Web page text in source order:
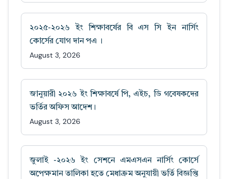
২০২৫-২০২৬ ইং শিক্ষাবর্ষের বি এস সি ইন নার্সিং
কোর্সের যোগ দান পএ ।
August 3, 2026
জানুয়ারী ২০২৬ ইং শিক্ষাবর্ষে পি, এইচ, ডি গবেষকদের
ভর্তির অফিস আদেশ।
August 3, 2026
জুলাই -২০২৬ ইং সেশনে এমএসএন নার্সিং কোর্সে
অপেক্ষমান তালিকা হতে মেধাক্রম অনুযায়ী ভর্তি বিজ্ঞপ্তি